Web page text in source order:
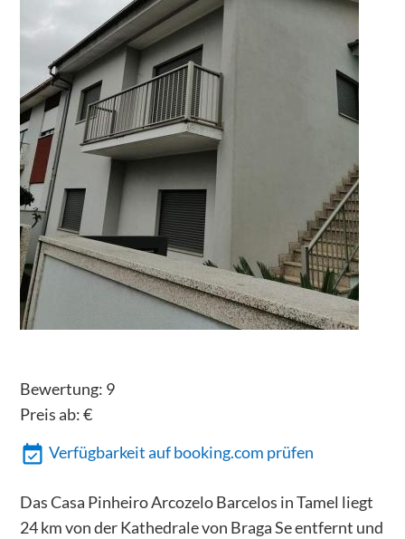
Bewertung: 9
Preis ab:€
Verfügbarkeit auf booking.com prüfen
Das Casa Pinheiro Arcozelo Barcelos in Tamel liegt
24 km von der Kathedrale von Braga Se entfernt und